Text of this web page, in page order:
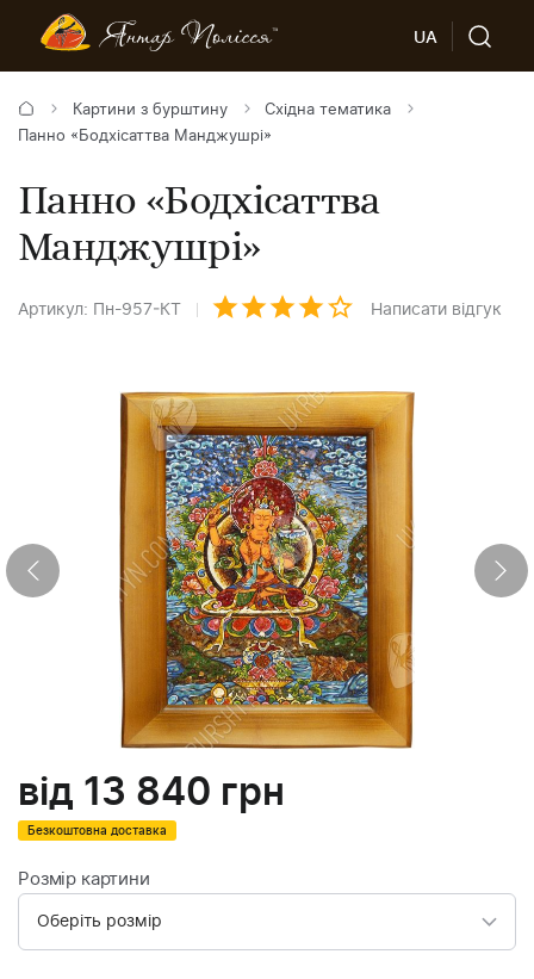
UA
Картини з бурштину
Східна тематика
Панно «Бодхісаттва Манджушрі»
Панно «Бодхісаттва
Манджушрі»
Артикул: Пн-957-КТ Написати відгук
від 13 840 грн
Безкоштовна доставка
Розмір картини